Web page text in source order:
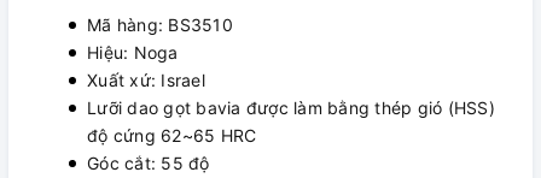
Mã hàng: BS3510
Hiệu: Noga
Xuất xứ: Israel
Lưỡi dao gọt bavia được làm bằng thép gió (HSS)
độ cứng 62~65 HRC
Góc cắt: 55 độ